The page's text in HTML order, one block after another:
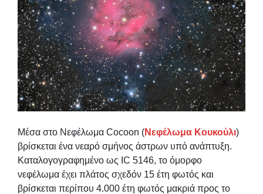
Μέσα στο Νεφέλωμα Cocoon (Νεφέλωμα Κουκούλι)
βρίσκεται ένα νεαρό σμήνος άστρων υπό ανάπτυξη.
Καταλογογραφημένο ως IC 5146, το όμορφο
νεφέλωμα έχει πλάτος σχεδόν 15 έτη φωτός και
βρίσκεται περίπου 4.000 έτη φωτός μακριά προς το